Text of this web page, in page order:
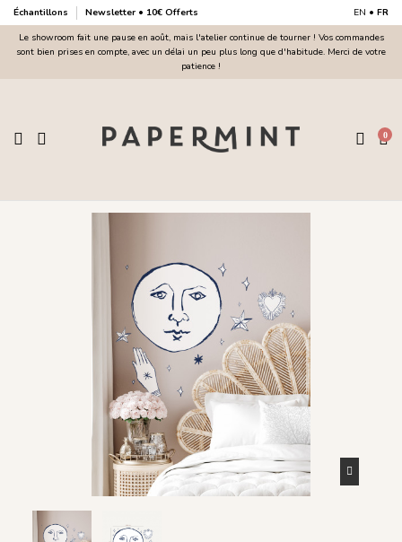
Échantillons Newsletter • 10€ Offerts EN • FR
Le showroom fait une pause en août, mais l'atelier continue de tourner ! Vos commandes
sont bien prises en compte, avec un délai un peu plus long que d'habitude. Merci de votre
patience !
0